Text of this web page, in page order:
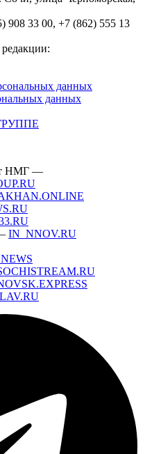
908 33 00, +7 (862) 555 13
данных
данных
НМГ —
IN_NNOV.RU